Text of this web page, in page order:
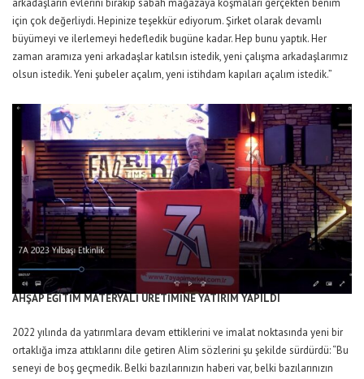
arkadaşların evlerini bırakıp sabah mağazaya koşmaları gerçekten benim
için çok değerliydi. Hepinize teşekkür ediyorum. Şirket olarak devamlı
büyümeyi ve ilerlemeyi hedefledik bugüne kadar. Hep bunu yaptık. Her
zaman aramıza yeni arkadaşlar katılsın istedik, yeni çalışma arkadaşlarımız
olsun istedik. Yeni şubeler açalım, yeni istihdam kapıları açalım istedik.”
AHŞAP EĞİTİM MATERYALİ ÜRETİMİNE YATIRIM YAPILDI
2022 yılında da yatırımlara devam ettiklerini ve imalat noktasında yeni bir
ortaklığa imza attıklarını dile getiren Alim sözlerini şu şekilde sürdürdü: “Bu
seneyi de boş geçmedik. Belki bazılarınızın haberi var, belki bazılarınızın